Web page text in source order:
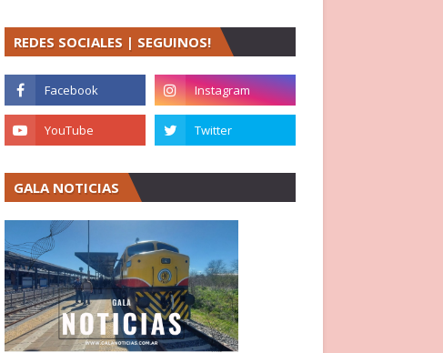
REDES SOCIALES | SEGUINOS!
GALA NOTICIAS